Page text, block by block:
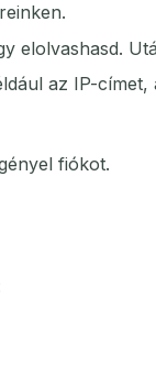
elolvashasd.
az IP-címet,
fiókot.